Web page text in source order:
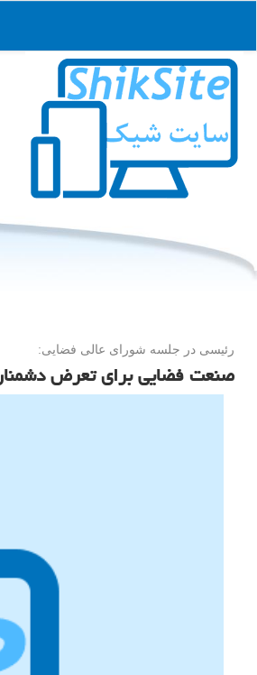
رئیسی در جلسه شورای عالی فضایی:
صنعت فضایی برای تعرض